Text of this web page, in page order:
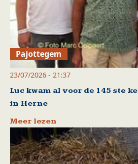
Pajottegem
23/07/2026 - 21:37
Luc kwam al voor de 145 ste
in Herne
Meer lezen